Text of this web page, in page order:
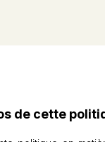
de cette